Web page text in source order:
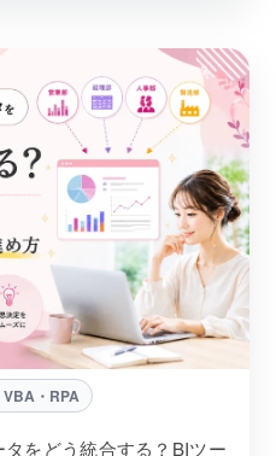
VBA・RPA
をどう統合する？BIツー